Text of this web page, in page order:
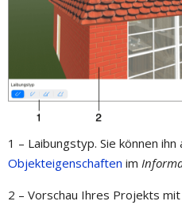
1 – Laibungstyp. Sie können
Objekteigenschaften im
2 – Vorschau Ihres Projekts